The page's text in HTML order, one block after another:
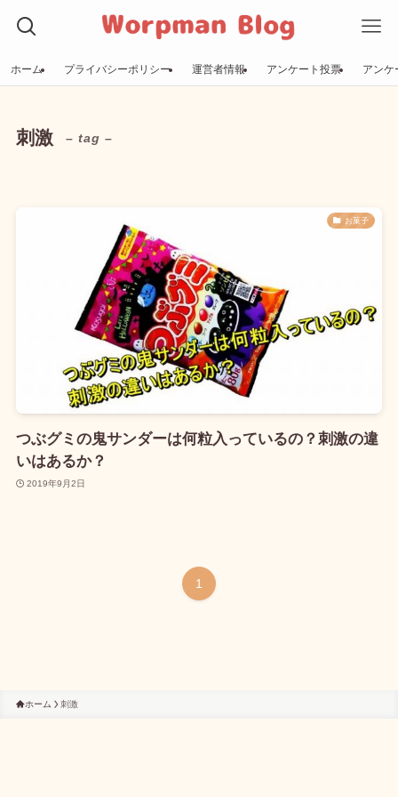
ホーム プライバシーポリシー 運営者情報 アンケート投票 アンケ
刺激 – tag –
お菓子
つぶグミの鬼サンダーは何粒入っているの？刺激の違
いはあるか？
2019年9月2日
1
ホーム 刺激